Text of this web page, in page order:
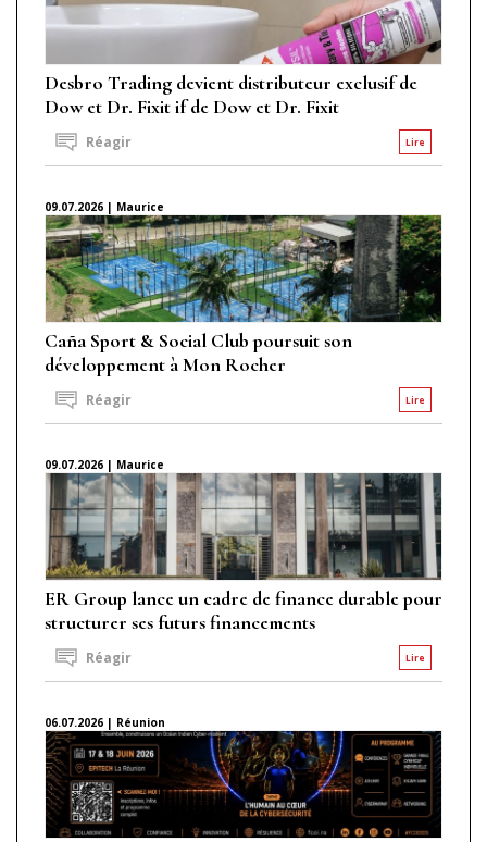
Desbro Trading devient distributeur exclusif de
Dow et Dr. Fixit if de Dow et Dr. Fixit
Lire
Réagir
09.07.2026 | Maurice
Caña Sport & Social Club poursuit son
développement à Mon Rocher
Lire
Réagir
09.07.2026 | Maurice
ER Group lance un cadre de finance durable pour
structurer ses futurs financements
Lire
Réagir
06.07.2026 | Réunion